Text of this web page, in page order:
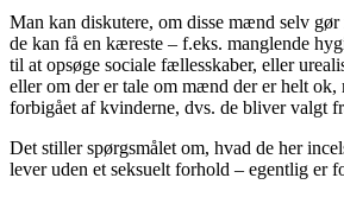
Man kan diskutere, om disse mænd selv
de kan få en kæreste – f.eks. manglende
til at opsøge sociale fællesskaber, eller
eller om der er tale om mænd der er helt ok,
forbigået af kvinderne, dvs. de bliver valgt
Det stiller spørgsmålet om, hvad de her
lever uden et seksuelt forhold – egentlig er